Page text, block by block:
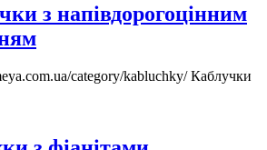
з напівдорогоцінним
category/kabluchky/Каблучки